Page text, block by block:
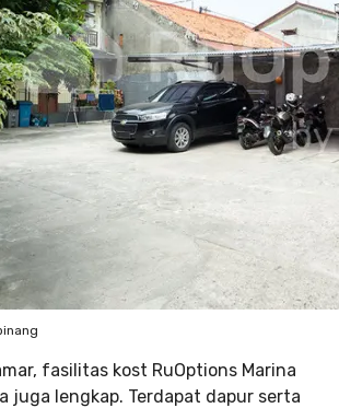
fasilitas kost RuOptions Marina
juga lengkap. Terdapat dapur serta